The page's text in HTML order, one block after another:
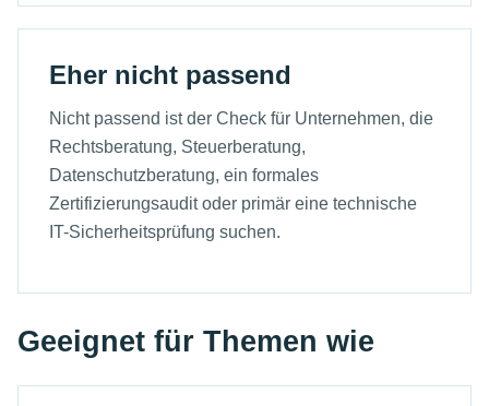
Eher nicht passend
Nicht passend ist der Check für Unternehmen, die
Rechtsberatung, Steuerberatung,
Datenschutzberatung, ein formales
Zertifizierungsaudit oder primär eine technische
IT-Sicherheitsprüfung suchen.
Geeignet für Themen wie